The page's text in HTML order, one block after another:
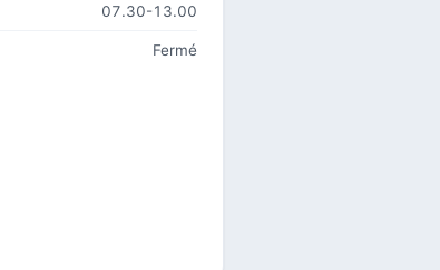
07.30-13.00
Fermé